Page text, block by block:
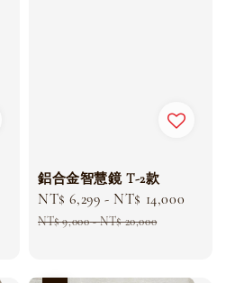
Regular
鋁合金智慧鏡 T-2款
Sale
price
NT$ 6,299 - NT$ 14,000
NT$ 9,000-NT$ 20,000